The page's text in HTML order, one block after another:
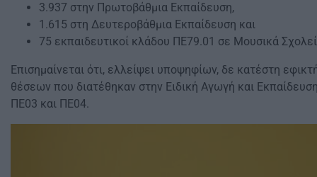
3.937 στην Πρωτοβάθμια Εκπαίδευση,
1.615 στη Δευτεροβάθμια Εκπαίδευση και
75 εκπαιδευτικοί κλάδου ΠΕ79.01 σε Μουσικά
Επισημαίνεται ότι, ελλείψει υποψηφίων, δε κατέστη
θέσεων που διατέθηκαν στην Ειδική Αγωγή και
ΠΕ03 και ΠΕ04.